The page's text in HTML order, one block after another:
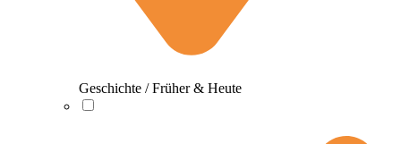
Geschichte / Früher & Heute